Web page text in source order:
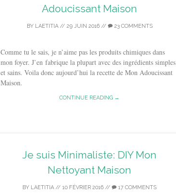
Adoucissant Maison
BY LAETITIA// 29 JUIN 2016// 23 COMMENTS
Comme tu le sais, je n’aime pas les produits chimiques dans
mon foyer. J’en fabrique la plupart avec des ingrédients simples
et sains. Voila donc aujourd’hui la recette de Mon Adoucissant
Maison.
CONTINUE READING →
Je suis Minimaliste: DIY Mon
Nettoyant Maison
BY LAETITIA // 10 FÉVRIER 2016 // 17 COMMENTS